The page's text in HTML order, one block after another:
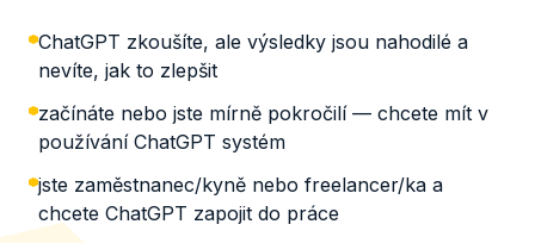
ChatGPT zkoušíte, ale výsledky jsou nahodilé a
nevíte, jak to zlepšit
začínáte nebo jste mírně pokročilí — chcete mít v
používání ChatGPT systém
jste zaměstnanec/kyně nebo freelancer/ka a
chcete ChatGPT zapojit do práce